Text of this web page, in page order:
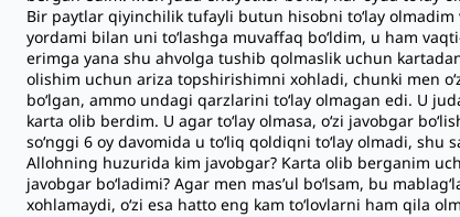
Bir paytlar qiyinchilik tufayli butun hisobni to‘lay
yordami bilan uni to‘lashga muvaffaq bo‘ldim, u ham
erimga yana shu ahvolga tushib qolmaslik uchun
olishim uchun ariza topshirishimni xohladi, chunki men
bo‘lgan, ammo undagi qarzlarini to‘lay olmagan edi. U
karta olib berdim. U agar to‘lay olmasa, o‘zi javobgar
so‘nggi 6 oy davomida u to‘liq qoldiqni to‘lay olmadi,
Allohning huzurida kim javobgar? Karta olib berganim
javobgar boʻladimi? Agar men mas’ul bo‘lsam, bu
xohlamaydi, o‘zi esa hatto eng kam to‘lovlarni ham qila